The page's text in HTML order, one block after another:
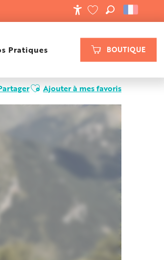
BOUTIQUE
VOIR LES FAVORIS
RECHERCHE
Pratiques
Ajouter aux favoris
Ajouter à mes favoris